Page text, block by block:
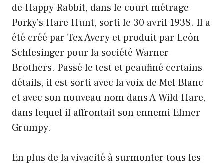
de Happy Rabbit, dans le court métrage
Porky’s Hare Hunt, sorti le 30 avril 1938. Il a
été créé par Tex Avery et produit par León
Schlesinger pour la société Warner
Brothers. Passé le test et peaufiné certains
détails, il est sorti avec la voix de Mel Blanc
et avec son nouveau nom dans A Wild Hare,
dans lequel il affrontait son ennemi Elmer
Grumpy.
En plus de la vivacité à surmonter tous les